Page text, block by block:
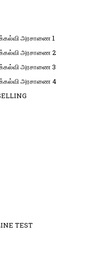
அரசாணை 1
அரசாணை 2
அரசாணை 3
அரசாணை 4
TEST